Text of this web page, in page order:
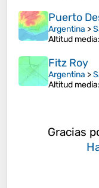
Puerto
Argentina >
Altitud media
Fitz Roy
Argentina >
Altitud media
Gracias